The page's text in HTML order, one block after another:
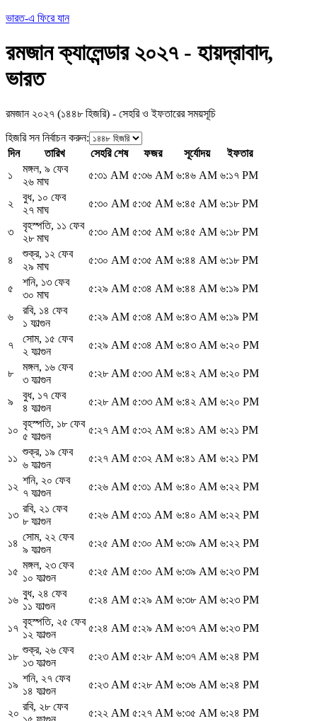
ভারত-এ ফিরে যান
রমজান ক্যালেন্ডার ২০২৭ - হায়দ্রাবাদ,
ভারত
রমজান ২০২৭ (১৪৪৮ হিজরি) - সেহরি ও ইফতারের সময়সূচি
হিজরি সন নির্বাচন করুন:
দিন
তারিখ সেহরি শেষ ফজর সূর্যোদয়
ইফতার
১
মঙ্গল, ৯ ফেব
২৬ মাঘ
৫:৩১ AM ৫:৩৬ AM ৬:৪৬ AM ৬:১৭ PM
২
বুধ, ১০ ফেব
২৭ মাঘ
৫:৩০ AM ৫:৩৫ AM ৬:৪৫ AM ৬:১৮ PM
৩
বৃহস্পতি, ১১ ফেব
২৮ মাঘ
৫:৩০ AM ৫:৩৫ AM ৬:৪৫ AM ৬:১৮ PM
৪
শুক্র, ১২ ফেব
২৯ মাঘ
৫:৩০ AM ৫:৩৫ AM ৬:৪৪ AM ৬:১৮ PM
৫
শনি, ১৩ ফেব
৩০ মাঘ
৫:২৯ AM ৫:৩৪ AM ৬:৪৪ AM ৬:১৯ PM
৬
রবি, ১৪ ফেব
১ ফাল্গুন
৫:২৯ AM ৫:৩৪ AM ৬:৪৩ AM ৬:১৯ PM
৭
সোম, ১৫ ফেব
২ ফাল্গুন
৫:২৯ AM ৫:৩৪ AM ৬:৪৩ AM ৬:২০ PM
৮
মঙ্গল, ১৬ ফেব
৩ ফাল্গুন
৫:২৮ AM ৫:৩৩ AM ৬:৪২ AM ৬:২০ PM
৯
বুধ, ১৭ ফেব
৪ ফাল্গুন
৫:২৮ AM ৫:৩৩ AM ৬:৪২ AM ৬:২০ PM
১০
বৃহস্পতি, ১৮ ফেব
৫ ফাল্গুন
৫:২৭ AM ৫:৩২ AM ৬:৪১ AM ৬:২১ PM
১১
শুক্র, ১৯ ফেব
৬ ফাল্গুন
৫:২৭ AM ৫:৩২ AM ৬:৪১ AM ৬:২১ PM
১২
শনি, ২০ ফেব
৭ ফাল্গুন
৫:২৬ AM ৫:৩১ AM ৬:৪০ AM ৬:২২ PM
১৩
রবি, ২১ ফেব
৮ ফাল্গুন
৫:২৬ AM ৫:৩১ AM ৬:৪০ AM ৬:২২ PM
১৪
সোম, ২২ ফেব
৯ ফাল্গুন
৫:২৫ AM ৫:৩০ AM ৬:৩৯ AM ৬:২২ PM
১৫
মঙ্গল, ২৩ ফেব
১০ ফাল্গুন
৫:২৫ AM ৫:৩০ AM ৬:৩৯ AM ৬:২৩ PM
১৬
বুধ, ২৪ ফেব
১১ ফাল্গুন
৫:২৪ AM ৫:২৯ AM ৬:৩৮ AM ৬:২৩ PM
১৭
বৃহস্পতি, ২৫ ফেব
১২ ফাল্গুন
৫:২৪ AM ৫:২৯ AM ৬:৩৭ AM ৬:২৩ PM
১৮
শুক্র, ২৬ ফেব
১৩ ফাল্গুন
৫:২৩ AM ৫:২৮ AM ৬:৩৭ AM ৬:২৪ PM
১৯
শনি, ২৭ ফেব
১৪ ফাল্গুন
৫:২৩ AM ৫:২৮ AM ৬:৩৬ AM ৬:২৪ PM
২০
রবি, ২৮ ফেব
৫:২২ AM ৫:২৭ AM ৬:৩৫ AM ৬:২৪ PM